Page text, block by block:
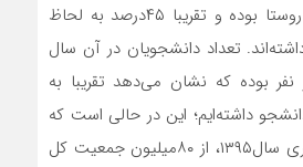
بی‌‌‌‌‌‌سواد، نیمی ساکن روستا بوده و تقریبا ۴۵‌درصد به لحاظ
از ۱۵سال‌ داشته‌‌‌‌‌‌اند. تعداد دانشجویان در آن سال‌
حدود ۱۵۰‌هزار نفر بوده که نشان می‌دهد تقریبا به
نفر یک دانشجو داشته‌‌‌‌‌‌ایم؛ این در حالی است که
براساس نتایج سرشماری سال‌۱۳۹۵، از ۸۰‌میلیون جمعیت کل